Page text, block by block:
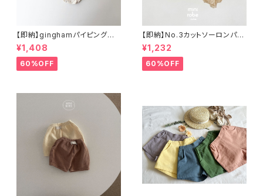
【即納】ginghamパイピングロ
ンパース
¥1,408
60%OFF
【即納】No.3カットソーロンパー
ス
¥1,232
60%OFF